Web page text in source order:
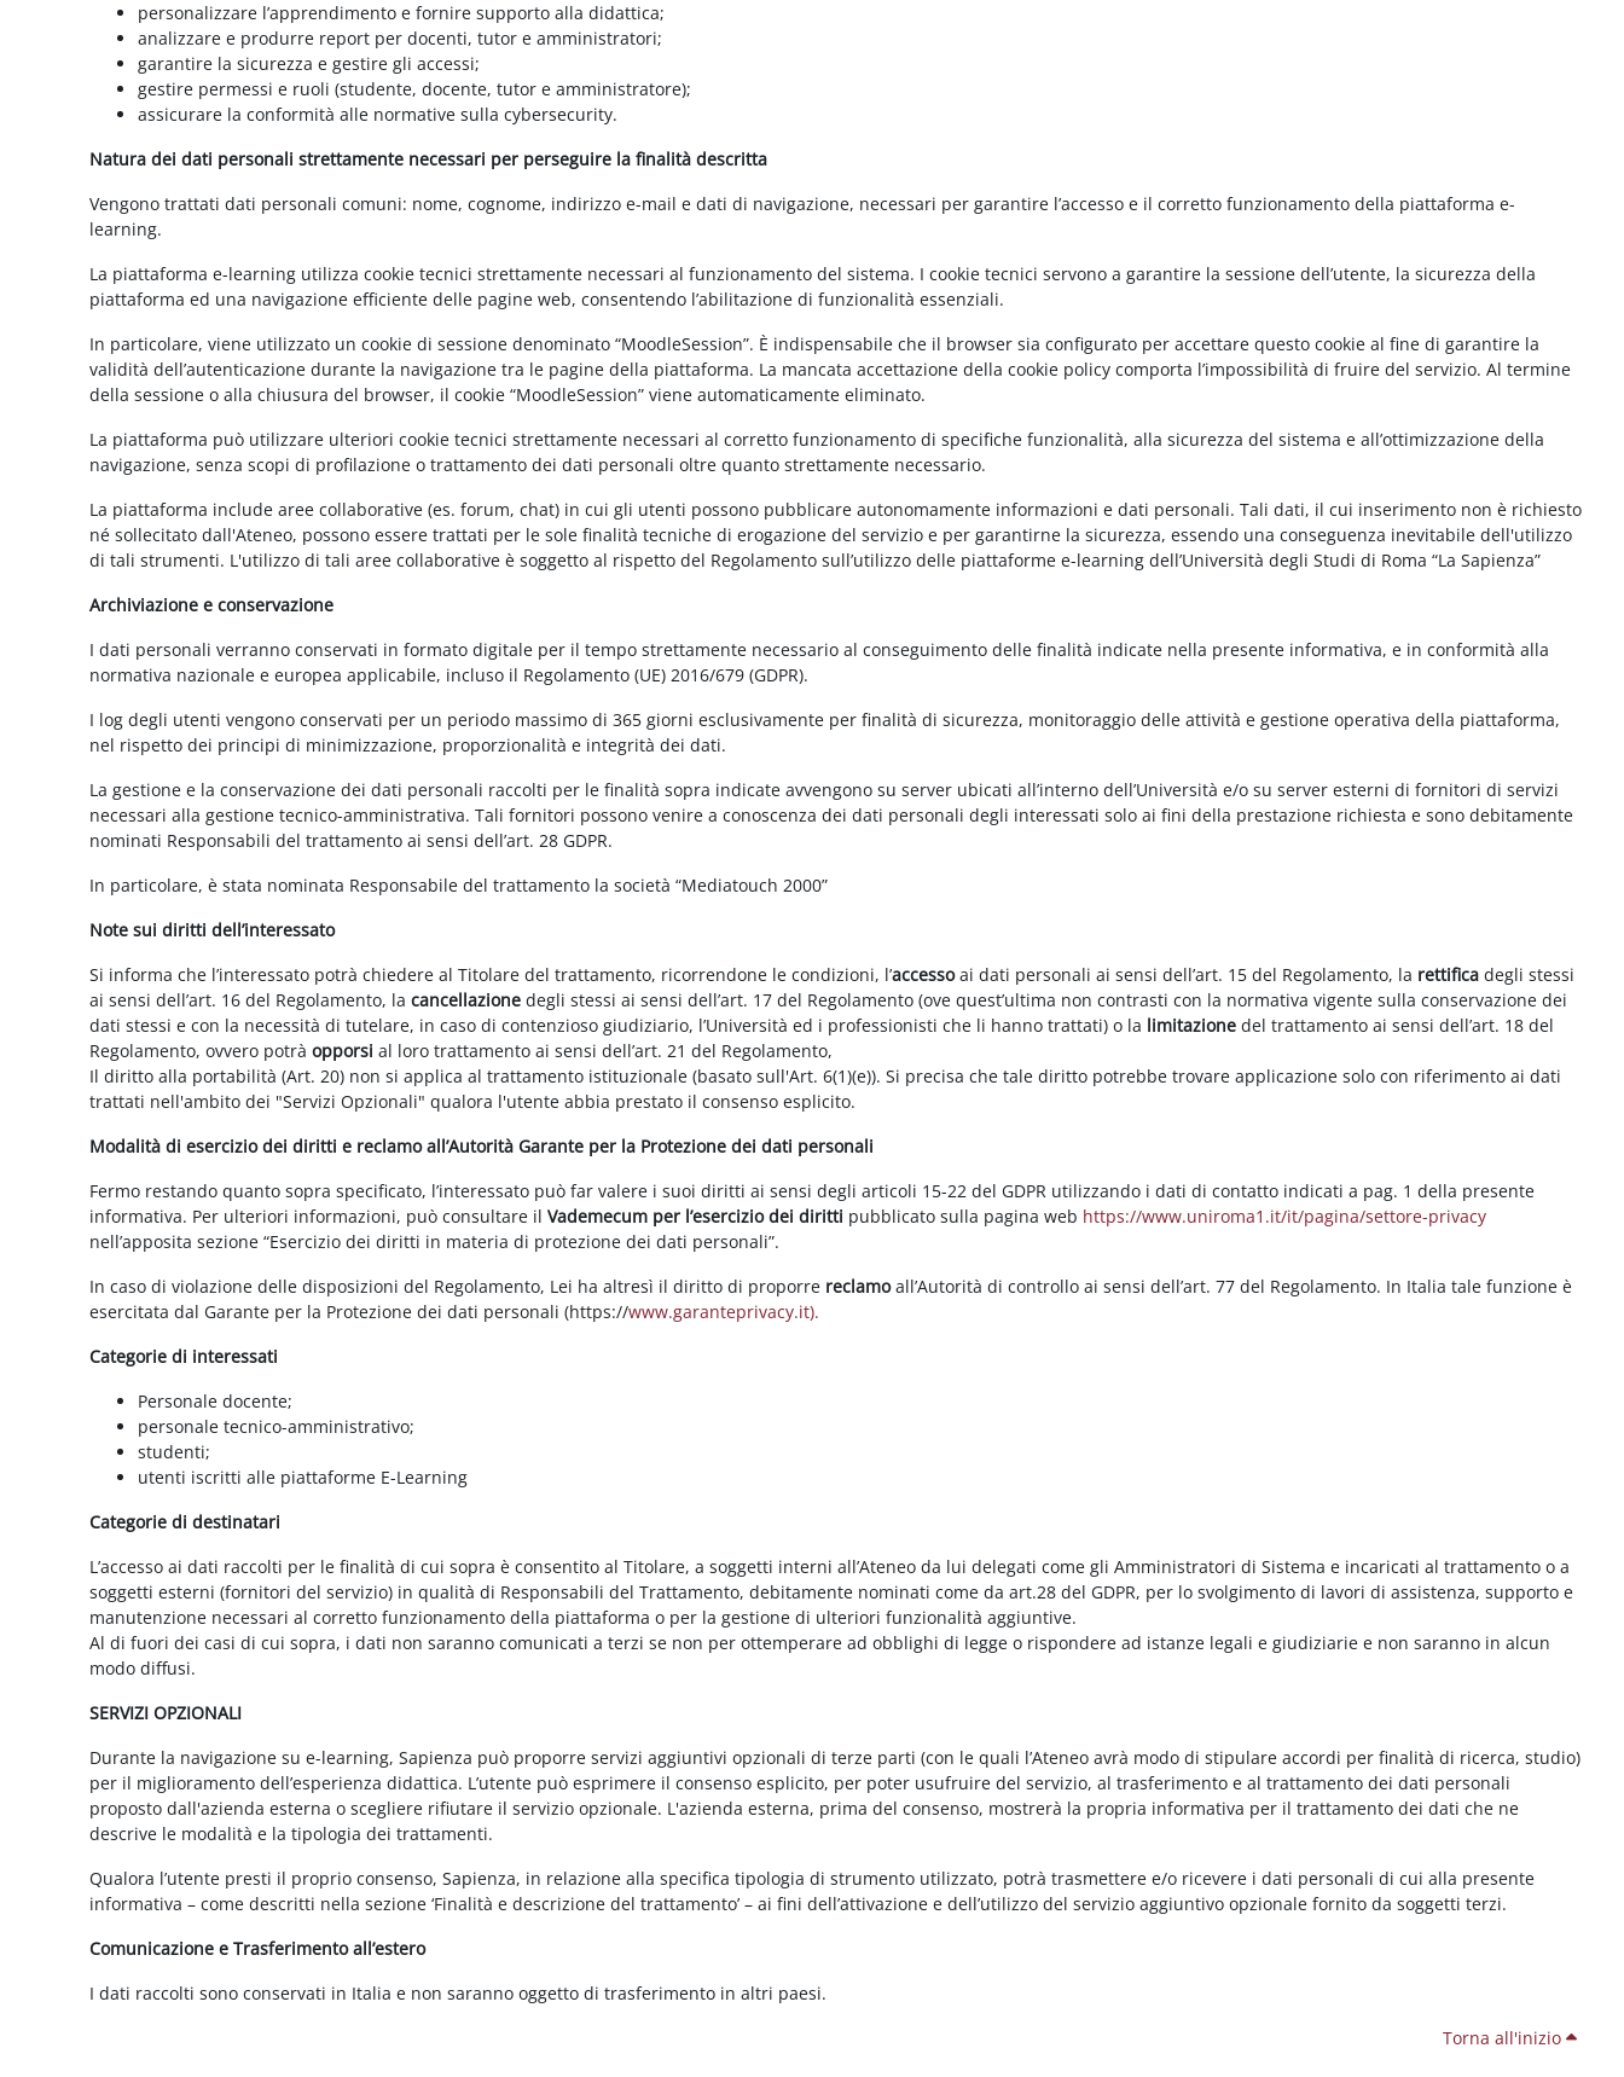
personalizzare l’apprendimento e fornire supporto alla didattica;
analizzare e produrre report per docenti, tutor e amministratori;
garantire la sicurezza e gestire gli accessi;
gestire permessi e ruoli (studente, docente, tutor e amministratore);
assicurare la conformità alle normative sulla cybersecurity.
Natura dei dati personali strettamente necessari per perseguire la finalità descritta
Vengono trattati dati personali comuni: nome, cognome, indirizzo e-mail e dati di navigazione, necessari per garantire l’accesso e il corretto funzionamento della piattaforma e-
learning.
La piattaforma e-learning utilizza cookie tecnici strettamente necessari al funzionamento del sistema. I cookie tecnici servono a garantire la sessione dell’utente, la sicurezza della
piattaforma ed una navigazione efficiente delle pagine web, consentendo l’abilitazione di funzionalità essenziali.
In particolare, viene utilizzato un cookie di sessione denominato “MoodleSession”. È indispensabile che il browser sia configurato per accettare questo cookie al fine di garantire la
validità dell’autenticazione durante la navigazione tra le pagine della piattaforma. La mancata accettazione della cookie policy comporta l’impossibilità di fruire del servizio. Al termine
della sessione o alla chiusura del browser, il cookie “MoodleSession” viene automaticamente eliminato.
La piattaforma può utilizzare ulteriori cookie tecnici strettamente necessari al corretto funzionamento di specifiche funzionalità, alla sicurezza del sistema e all’ottimizzazione della
navigazione, senza scopi di profilazione o trattamento dei dati personali oltre quanto strettamente necessario.
La piattaforma include aree collaborative (es. forum, chat) in cui gli utenti possono pubblicare autonomamente informazioni e dati personali. Tali dati, il cui inserimento non è richiesto
né sollecitato dall'Ateneo, possono essere trattati per le sole finalità tecniche di erogazione del servizio e per garantirne la sicurezza, essendo una conseguenza inevitabile dell'utilizzo
di tali strumenti. L'utilizzo di tali aree collaborative è soggetto al rispetto del Regolamento sull’utilizzo delle piattaforme e-learning dell’Università degli Studi di Roma “La Sapienza”
Archiviazione e conservazione
I dati personali verranno conservati in formato digitale per il tempo strettamente necessario al conseguimento delle finalità indicate nella presente informativa, e in conformità alla
normativa nazionale e europea applicabile, incluso il Regolamento (UE) 2016/679 (GDPR).
I log degli utenti vengono conservati per un periodo massimo di 365 giorni esclusivamente per finalità di sicurezza, monitoraggio delle attività e gestione operativa della piattaforma,
nel rispetto dei principi di minimizzazione, proporzionalità e integrità dei dati.
La gestione e la conservazione dei dati personali raccolti per le finalità sopra indicate avvengono su server ubicati all’interno dell’Università e/o su server esterni di fornitori di servizi
necessari alla gestione tecnico-amministrativa. Tali fornitori possono venire a conoscenza dei dati personali degli interessati solo ai fini della prestazione richiesta e sono debitamente
nominati Responsabili del trattamento ai sensi dell’art. 28 GDPR.
In particolare, è stata nominata Responsabile del trattamento la società “Mediatouch 2000”
Note sui diritti dell’interessato
Si informa che l’interessato potrà chiedere al Titolare del trattamento, ricorrendone le condizioni, l’accessoai dati personali ai sensi dell’art. 15 del Regolamento, la rettificadegli stessi
ai sensi dell’art. 16 del Regolamento, lacancellazione degli stessi ai sensi dell’art. 17 del Regolamento (ove quest’ultima non contrasti con la normativa vigente sulla conservazione dei
dati stessi e con la necessità di tutelare, in caso di contenzioso giudiziario, l’Università ed i professionisti che li hanno trattati) o la limitazione del trattamento ai sensi dell’art. 18 del
Regolamento, ovvero potràopporsi al loro trattamento ai sensi dell’art. 21 del Regolamento,
Il diritto alla portabilità (Art. 20) non si applica al trattamento istituzionale (basato sull'Art. 6(1)(e)). Si precisa che tale diritto potrebbe trovare applicazione solo con riferimento ai dati
trattati nell'ambito dei "Servizi Opzionali" qualora l'utente abbia prestato il consenso esplicito.
Modalità di esercizio dei diritti e reclamo all’Autorità Garante per la Protezione dei dati personali
Fermo restando quanto sopra specificato, l’interessato può far valere i suoi diritti ai sensi degli articoli 15-22 del GDPR utilizzando i dati di contatto indicati a pag. 1 della presente
informativa. Per ulteriori informazioni, può consultare ilVademecum per l’esercizio dei diritti pubblicato sulla pagina web https://www.uniroma1.it/it/pagina/settore-privacy
nell’apposita sezione “Esercizio dei diritti in materia di protezione dei dati personali”.
In caso di violazione delle disposizioni del Regolamento, Lei ha altresì il diritto di proporre reclamoall’Autorità di controllo ai sensi dell’art. 77 del Regolamento. In Italia tale funzione è
esercitata dal Garante per la Protezione dei dati personali (https://www.garanteprivacy.it).
Categorie di interessati
Personale docente;
personale tecnico-amministrativo;
studenti;
utenti iscritti alle piattaforme E-Learning
Categorie di destinatari
L’accesso ai dati raccolti per le finalità di cui sopra è consentito al Titolare, a soggetti interni all’Ateneo da lui delegati come gli Amministratori di Sistema e incaricati al trattamento o a
soggetti esterni (fornitori del servizio) in qualità di Responsabili del Trattamento, debitamente nominati come da art.28 del GDPR, per lo svolgimento di lavori di assistenza, supporto e
manutenzione necessari al corretto funzionamento della piattaforma o per la gestione di ulteriori funzionalità aggiuntive.
Al di fuori dei casi di cui sopra, i dati non saranno comunicati a terzi se non per ottemperare ad obblighi di legge o rispondere ad istanze legali e giudiziarie e non saranno in alcun
modo diffusi.
SERVIZI OPZIONALI
Durante la navigazione su e-learning, Sapienza può proporre servizi aggiuntivi opzionali di terze parti (con le quali l’Ateneo avrà modo di stipulare accordi per finalità di ricerca, studio)
per il miglioramento dell’esperienza didattica. L’utente può esprimere il consenso esplicito, per poter usufruire del servizio, al trasferimento e al trattamento dei dati personali
proposto dall'azienda esterna o scegliere rifiutare il servizio opzionale. L'azienda esterna, prima del consenso, mostrerà la propria informativa per il trattamento dei dati che ne
descrive le modalità e la tipologia dei trattamenti.
Qualora l’utente presti il proprio consenso, Sapienza, in relazione alla specifica tipologia di strumento utilizzato, potrà trasmettere e/o ricevere i dati personali di cui alla presente
informativa – come descritti nella sezione ‘Finalità e descrizione del trattamento’ – ai fini dell’attivazione e dell’utilizzo del servizio aggiuntivo opzionale fornito da soggetti terzi.
Comunicazione e Trasferimento all’estero
I dati raccolti sono conservati in Italia e non saranno oggetto di trasferimento in altri paesi.
Torna all'inizio